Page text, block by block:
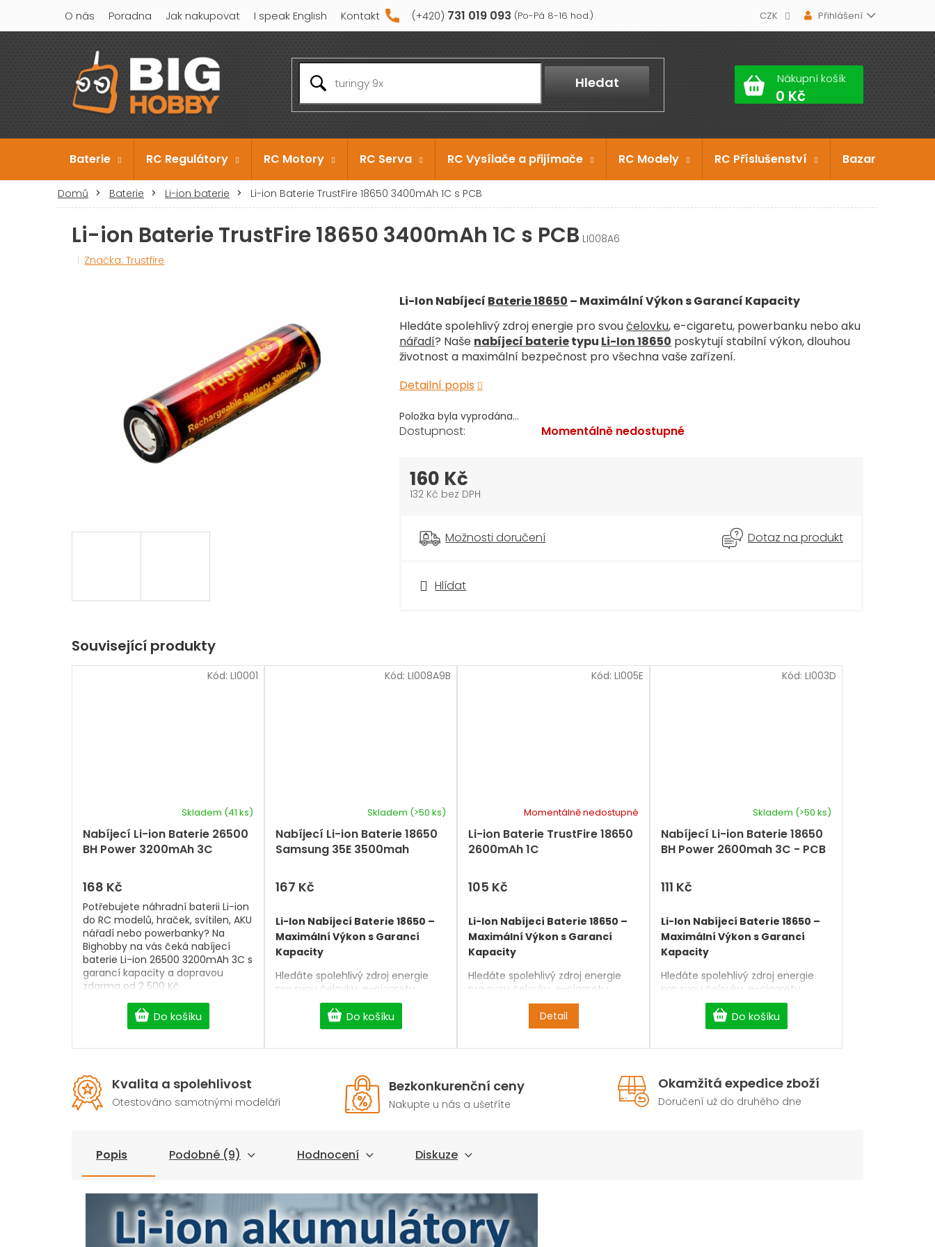
obsah
731 019 093
O nás Poradna Jak nakupovat I speak English Kontakt CZK Přihlášení
Hledat Nákupní košík
Baterie RC Regulátory RC Motory RC Serva RC Vysílače a přijímače RC Modely RC Příslušenství Bazar
Domů Baterie Li-ion baterie Li-ion Baterie TrustFire 18650 3400mAh 1C s PCB
Li-ion Baterie TrustFire 18650 3400mAh 1C s PCB LI008A6
Značka:Trustfire
Položka byla vyprodána…
Li-Ion Nabíjecí Baterie 18650 – Maximální Výkon s Garancí Kapacity
Hledáte spolehlivý zdroj energie pro svoučelovku, e-cigaretu, powerbanku nebo aku
nářadí? Naše nabíjecí baterietypu Li-Ion 18650 poskytují stabilní výkon, dlouhou
životnost a maximální bezpečnost pro všechna vaše zařízení.
Detailní popis
Hlídat
Momentálně nedostupné
160 Kč
132 Kč bez DPH
Možnosti doručení Dotaz na produkt
Související produkty
Nabíjecí Li-ion Baterie 26500
BH Power 3200mAh 3C
Skladem (41 ks)
168 Kč
Do košíku
Potřebujete náhradní baterii Li-ion
do RC modelů, hraček, svítilen, AKU
nářadí nebo powerbanky? Na
Bighobby na vás čeká nabíjecí
baterie Li-ion 26500 3200mAh 3C s
garancí kapacity a dopravou
zdarma od 2 500 Kč.
Kód: LI0001
Nabíjecí Li-ion Baterie 18650
Samsung 35E 3500mah
Skladem (>50 ks)
167 Kč
Do košíku
Li-Ion Nabíjecí Baterie 18650 –
Maximální Výkon s Garancí
Kapacity
Hledáte spolehlivý zdroj energie
pro svou čelovku, e-cigaretu,
powerbanku nebo aku nářadí?
nabíjecí baterie typu Li-
Ion 18650poskytují stabilní výkon,
Kód: LI008A9B
Li-ion Baterie TrustFire 18650
2600mAh 1C
Momentálně nedostupné
105 Kč
Detail
Li-Ion Nabíjecí Baterie 18650 –
Maximální Výkon s Garancí
Kapacity
Hledáte spolehlivý zdroj energie
pro svou čelovku, e-cigaretu,
powerbanku nebo aku nářadí?
nabíjecí baterie typu Li-
poskytují stabilní výkon,
Kód: LI005E
Nabíjecí Li-ion Baterie 18650
BH Power 2600mah 3C - PCB
Skladem (>50 ks)
111 Kč
Do košíku
Li-Ion Nabíjecí Baterie 18650 –
Maximální Výkon s Garancí
Kapacity
Hledáte spolehlivý zdroj energie
pro svou čelovku, e-cigaretu,
powerbanku nebo aku nářadí?
nabíjecí baterie typu Li-
Ion 18650poskytují stabilní výkon,
Kód: LI003D
Kvalita a spolehlivost
Otestováno samotnými modeláři
Bezkonkurenční ceny
Nakupte u nás a ušetříte
Okamžitá expedice zboží
Doručení už do druhého dne
Popis Podobné (9) Hodnocení Diskuze